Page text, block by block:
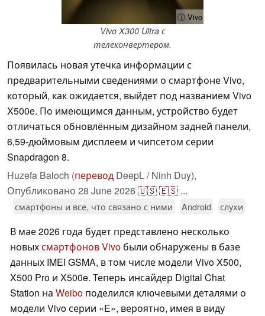
ⓘ Vivo
Vivo X300 Ultra с
телеконвертером.
Появилась новая утечка информации с
предварительными сведениями о смартфоне Vivo,
который, как ожидается, выйдет под названием Vivo
X500e. По имеющимся данным, устройство будет
отличаться обновлённым дизайном задней панели,
6,59-дюймовым дисплеем и чипсетом серии
Snapdragon 8.
Huzefa Baloch (перевод DeepL / Ninh Duy),
Опубликовано 28 June 2026🇺🇸🇪🇸 ...
смартфоны и всё, что связано с ними Android слухи
В мае 2026 года будет представлено несколько
новыхсмартфонов Vivo были обнаружены в базе
данных IMEI GSMA, в том числе модели Vivo X500,
X500 Pro и X500e. Теперь инсайдер Digital Chat
Station на Weibo поделился ключевыми деталями о
модели Vivo серии «E», вероятно, имея в виду